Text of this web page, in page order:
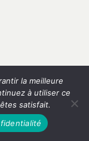
la meilleure
à utiliser ce
satisfait.